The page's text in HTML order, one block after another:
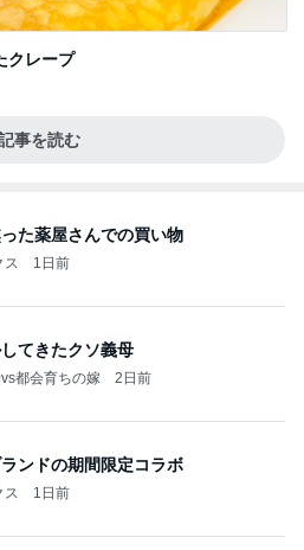
クレープ
事を読む
た薬屋さんでの買い物
ス 1日前
てきたクソ義母
都会育ちの嫁 2日前
ンドの期間限定コラボ
ス 1日前